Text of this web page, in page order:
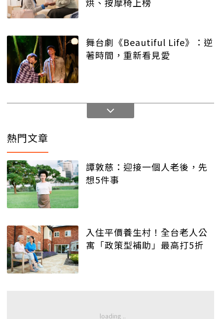
舞台劇《Beautiful Life》：逆
著時間，重新看見愛
熱門文章
譚敦慈：迎接一個人老後，先
想5件事
入住平價養生村！全台老人公
寓「政策型補助」最高打5折